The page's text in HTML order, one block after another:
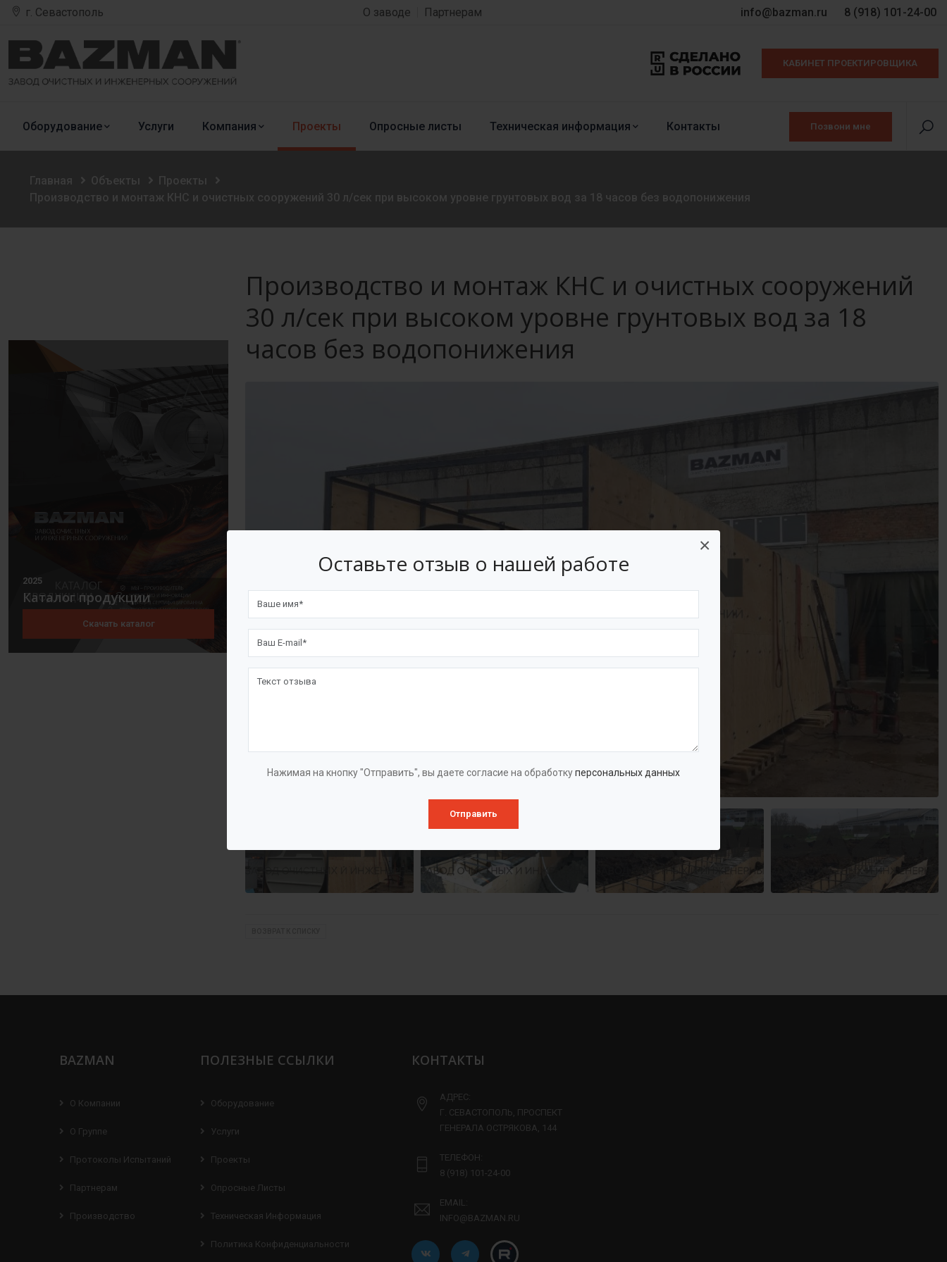
Оставьте отзыв о нашей работе
Нажимая на кнопку "Отправить", вы даете согласие на обработкуперсональных данных
Отправить
×
г. Севастополь О заводе Партнерам info@bazman.ru 8 (918) 101-24-00
КАБИНЕТ ПРОЕКТИРОВЩИКА
Оборудование Услуги Компания Проекты Опросные листы Техническая информация Контакты Позвони мне
Главная Объекты
Проекты
Производство и монтаж КНС и очистных сооружений 30 л/сек при высоком уровне грунтовых вод за 18 часов без водопонижения
2025
Каталог продукции
Скачать каталог
Производство и монтаж КНС и очистных сооружений
30 л/сек при высоком уровне грунтовых вод за 18
часов без водопонижения
BAZMAN
О Компании
О Группе
Протоколы Испытаний
Партнерам
Производство
ПОЛЕЗНЫЕ ССЫЛКИ
Оборудование
Услуги
Проекты
Опросные Листы
Техническая Информация
Политика Конфиденциальности
КОНТАКТЫ
АДРЕС:
Г. СЕВАСТОПОЛЬ, ПРОСПЕКТ
ГЕНЕРАЛА ОСТРЯКОВА, 144
ТЕЛЕФОН:
8 (918) 101-24-00
EMAIL:
INFO@BAZMAN.RU